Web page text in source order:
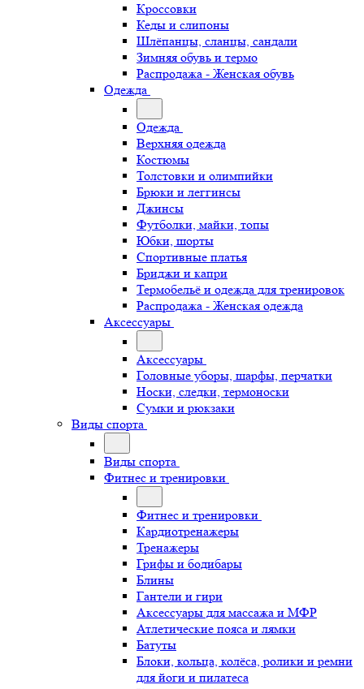
Кроссовки
Кеды и слипоны
Шлёпанцы, сланцы, сандали
Зимняя обувь и термо
Распродажа - Женская обувь
Одежда
Одежда
Верхняя одежда
Костюмы
Толстовки и олимпийки
Брюки и леггинсы
Джинсы
Футболки, майки, топы
Юбки, шорты
Спортивные платья
Бриджи и капри
Термобельё и одежда для тренировок
Распродажа - Женская одежда
Аксессуары
Аксессуары
Головные уборы, шарфы, перчатки
Носки, следки, термоноски
Сумки и рюкзаки
Виды спорта
Виды спорта
Фитнес и тренировки
Фитнес и тренировки
Кардиотренажеры
Тренажеры
Грифы и бодибары
Блины
Гантели и гири
Аксессуары для массажа и МФР
Атлетические пояса и лямки
Батуты
Блоки, кольца, колёса, ролики и ремни
для йоги и пилатеса